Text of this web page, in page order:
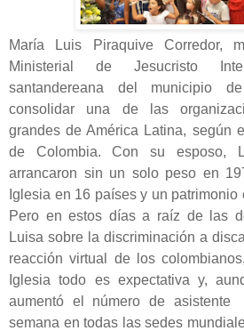
María Luis Piraquive Corredor,
Ministerial de Jesucristo
santandereana del municipio
consolidar una de las
grandes de América Latina, según
de Colombia. Con su esposo,
arrancaron sin un solo peso en
Iglesia en 16 países y un
Pero en estos días a raíz de las
Luisa sobre la discriminación a
reacción virtual de los
Iglesia todo es expectativa y,
aumentó el número de
semana en todas las sedes